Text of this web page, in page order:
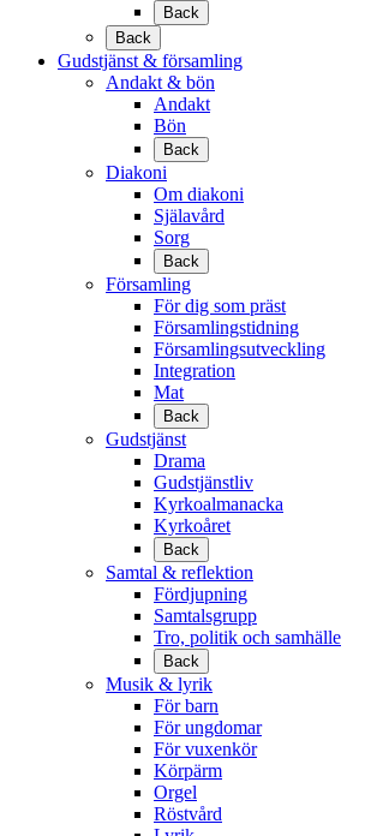
Back
Back
Gudstjänst & församling
Andakt & bön
Andakt
Bön
Back
Diakoni
Om diakoni
Själavård
Sorg
Back
Församling
För dig som präst
Församlingstidning
Församlingsutveckling
Integration
Mat
Back
Gudstjänst
Drama
Gudstjänstliv
Kyrkoalmanacka
Kyrkoåret
Back
Samtal & reflektion
Fördjupning
Samtalsgrupp
Tro, politik och samhälle
Back
Musik & lyrik
För barn
För ungdomar
För vuxenkör
Körpärm
Orgel
Röstvård